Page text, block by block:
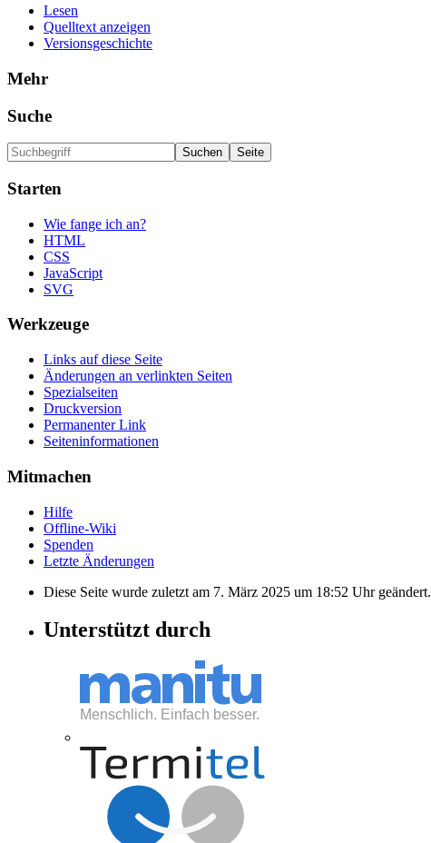
Lesen
Quelltext anzeigen
Versionsgeschichte
Mehr
Suche
Starten
Wie fange ich an?
HTML
CSS
JavaScript
SVG
Werkzeuge
Links auf diese Seite
Änderungen an verlinkten Seiten
Spezialseiten
Druckversion
Permanenter Link
Seiten­informationen
Mitmachen
Hilfe
Offline-Wiki
Spenden
Letzte Änderungen
Diese Seite wurde zuletzt am 7. März 2025 um 18:52 Uhr geändert.
Unterstützt durch